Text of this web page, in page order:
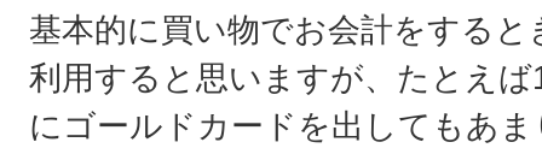
基本的に買い物でお会計をする
利用すると思いますが、たとえ
にゴールドカードを出してもあ